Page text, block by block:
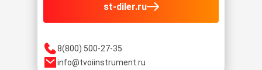
8(800) 500-27-35
info@tvoiinstrument.ru
st-diler.ru